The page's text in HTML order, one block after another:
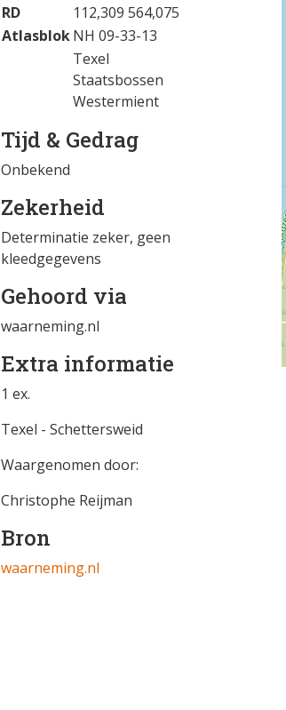
RD
112,309 564,075
AtlasblokNH 09-33-13
Texel
Staatsbossen
Westermient
Tijd & Gedrag
Onbekend
Zekerheid
Determinatie zeker, geen
kleedgegevens
Gehoord via
waarneming.nl
Extra informatie
1 ex.
Texel - Schettersweid
Waargenomen door:
Christophe Reijman
Bron
waarneming.nl